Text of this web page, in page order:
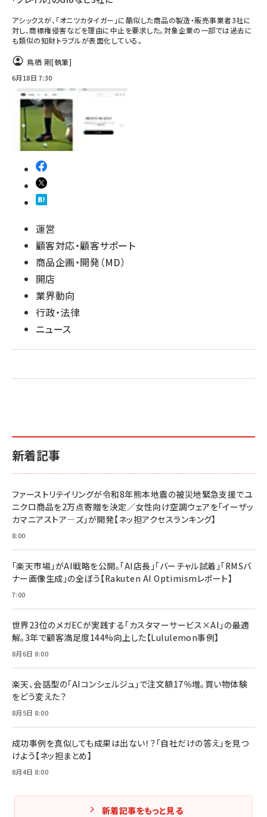
アシックスが、「オニツカタイガー」に酷似した商品の製造・販売事業者3社に
対し、商標権侵害などを理由に中止を要求した。対象企業の一部では過去に
も類似の知財トラブルが表面化している。
鳥栖 剛[執筆]
6月18日 7:30
運営
顧客対応・顧客サポート
商品企画・開発（MD）
開店
業界動向
行政・法律
ニュース
新着記事
ファーストリテイリングが令和8年熊本地震の被災地緊急支援でユ
ニクロ商品を2万点寄贈を決定／女性向け空調ウェアを「イーザッ
カマニアストア―ズ」が開発【ネッ担アクセスランキング】
8:00
「楽天市場」がAI戦略を公開。「AI店長」「バーチャル試着」「RMSバ
ナー画像生成」の全ぼう【Rakuten AI Optimismレポート】
7:00
世界23位のメガECが実践する「カスタマーサービス×AI」の最適
解。3年で顧客満足度144%向上した【Lululemon事例】
8月6日 8:00
楽天、会話型の「AIコンシェルジュ」で注文額17％増。買い物体験
をどう変えた？
8月5日 8:00
成功事例を真似しても成果は出ない！？「自社だけの答え」を見つ
けよう【ネッ担まとめ】
8月4日 8:00
新着記事をもっと見る